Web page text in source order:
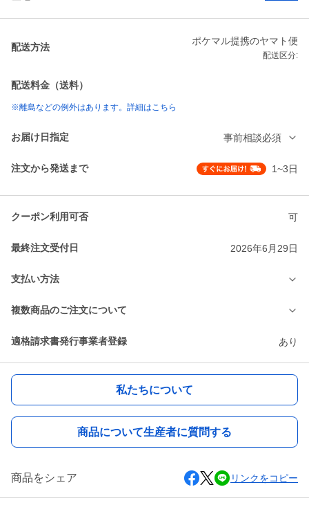
配送方法
ポケマル提携のヤマト便
配送区分:
配送料金（送料）
※離島などの例外はあります。詳細はこちら
お届け日指定 事前相談必須
注文から発送まで 1~3日
クーポン利用可否 可
最終注文受付日 2026年6月29日
支払い方法
複数商品のご注文について
適格請求書発行事業者登録 あり
私たちについて
商品について生産者に質問する
商品をシェア リンクをコピー